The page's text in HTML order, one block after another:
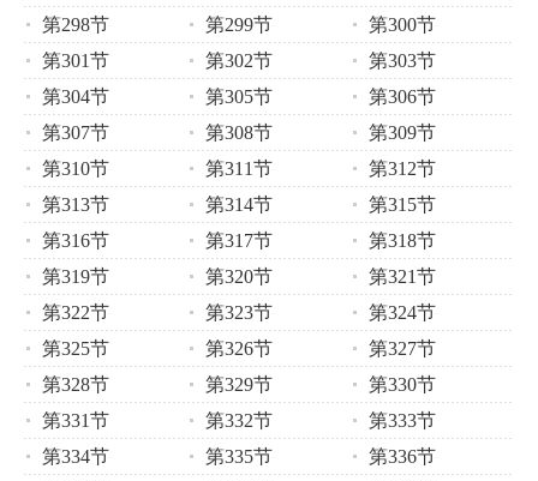
第298节
第299节
第300节
第301节
第302节
第303节
第304节
第305节
第306节
第307节
第308节
第309节
第310节
第311节
第312节
第313节
第314节
第315节
第316节
第317节
第318节
第319节
第320节
第321节
第322节
第323节
第324节
第325节
第326节
第327节
第328节
第329节
第330节
第331节
第332节
第333节
第334节
第335节
第336节